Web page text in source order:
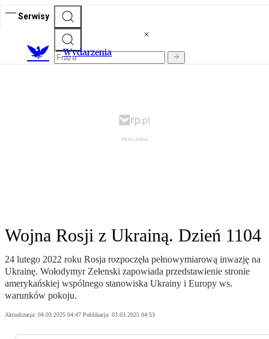
Serwisy
Wydarzenia
Wojna Rosji z Ukrainą. Dzień 1104
24 lutego 2022 roku Rosja rozpoczęła pełnowymiarową inwazję na
Ukrainę. Wołodymyr Zełenski zapowiada przedstawienie stronie
amerykańskiej wspólnego stanowiska Ukrainy i Europy ws.
warunków pokoju.
Aktualizacja: 04.03.2025 04:47 Publikacja: 03.03.2025 04:53